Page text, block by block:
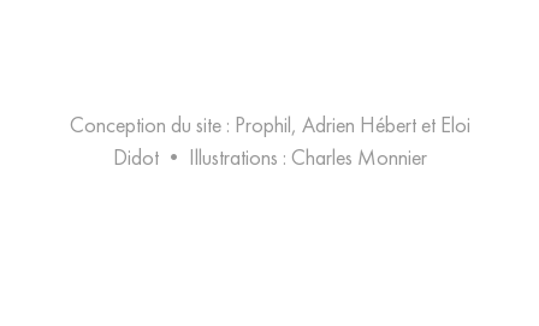
Conception du site : Prophil, Adrien Hébert et Eloi
Didot • Illustrations : Charles Monnier